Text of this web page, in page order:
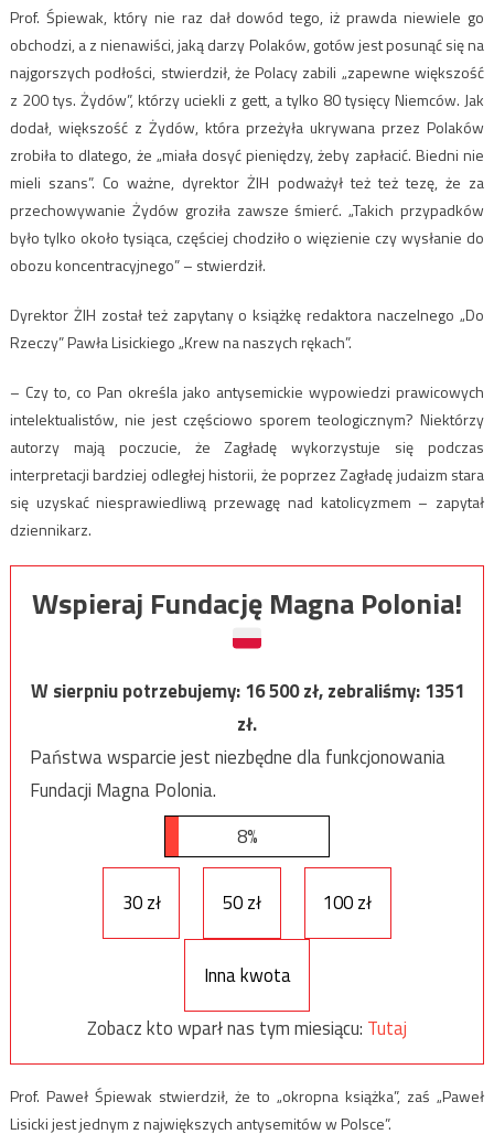
Prof. Śpiewak, który nie raz dał dowód tego, iż prawda niewiele go
obchodzi, a z nienawiści, jaką darzy Polaków, gotów jest posunąć się na
najgorszych podłości, stwierdził, że Polacy zabili „zapewne większość
z 200 tys. Żydów”, którzy uciekli z gett, a tylko 80 tysięcy Niemców. Jak
dodał, większość z Żydów, która przeżyła ukrywana przez Polaków
zrobiła to dlatego, że „miała dosyć pieniędzy, żeby zapłacić. Biedni nie
mieli szans”. Co ważne, dyrektor ŻIH podważył też też tezę, że za
przechowywanie Żydów groziła zawsze śmierć. „Takich przypadków
było tylko około tysiąca, częściej chodziło o więzienie czy wysłanie do
obozu koncentracyjnego” – stwierdził.
Dyrektor ŻIH został też zapytany o książkę redaktora naczelnego „Do
Rzeczy” Pawła Lisickiego „Krew na naszych rękach”.
– Czy to, co Pan określa jako antysemickie wypowiedzi prawicowych
intelektualistów, nie jest częściowo sporem teologicznym? Niektórzy
autorzy mają poczucie, że Zagładę wykorzystuje się podczas
interpretacji bardziej odległej historii, że poprzez Zagładę judaizm stara
się uzyskać niesprawiedliwą przewagę nad katolicyzmem – zapytał
dziennikarz.
Wspieraj Fundację Magna Polonia!
W sierpniu potrzebujemy:16 500zł, zebraliśmy:1351
zł.
Państwa wsparcie jest niezbędne dla funkcjonowania
Fundacji Magna Polonia.
8%
30 zł 50 zł 100 zł
Inna kwota
Zobacz kto wparł nas tym miesiącu: Tutaj
Prof. Paweł Śpiewak stwierdził, że to „okropna książka”, zaś „Paweł
Lisicki jest jednym z największych antysemitów w Polsce”.